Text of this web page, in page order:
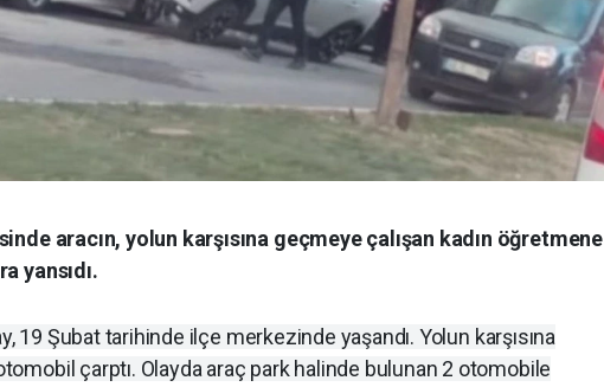
aracın, yolun karşısına geçmeye çalışan kadın öğretmene
yansıdı.
19 Şubat tarihinde ilçe merkezinde yaşandı. Yolun karşısına
çarptı. Olayda araç park halinde bulunan 2 otomobile